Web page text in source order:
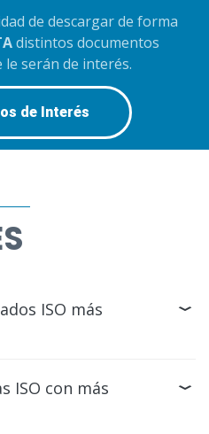
de descargar de forma
distintos documentos
le serán de interés.
de Interés
ISO más
ISO con más